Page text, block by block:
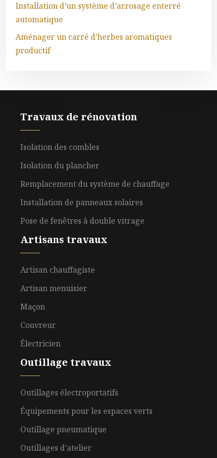
Installation d’un système d’arrosage enterré
automatique
Aménager un carré d’herbes aromatiques
productif
Travaux de rénovation
Isolation des combles
Isolation du plancher
Remplacement du système de chauffage
Installation de panneaux solaires
Pose de fenêtres à double vitrage
Artisans travaux
Artisan chauffagiste
Artisan menuisier
Maçon
Couvreur
Électricien
Outillage travaux
Outillages électroportatifs
Équipements pour les espaces verts
Outillage pneumatique
Outillages d’atelier